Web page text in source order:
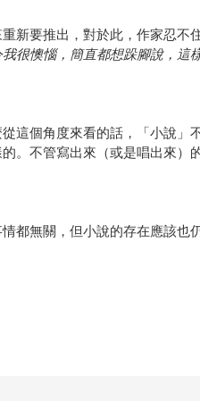
新要推出，對於此，作家忍不
很懊惱，簡直都想跺腳說，
這個角度來看的話，「小說
。不管寫出來（或是唱出來
都無關，但小說的存在應該也